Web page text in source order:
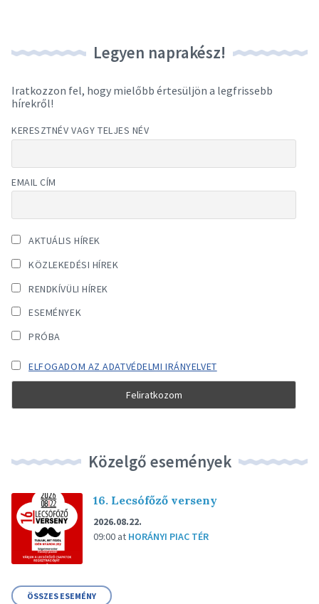
Legyen naprakész!
Iratkozzon fel, hogy mielőbb értesüljön a legfrissebb
hírekről!
KERESZTNÉV VAGY TELJES NÉV
EMAIL CÍM
AKTUÁLIS HÍREK
KÖZLEKEDÉSI HÍREK
RENDKÍVÜLI HÍREK
ESEMÉNYEK
PRÓBA
ELFOGADOM AZ ADATVÉDELMI IRÁNYELVET
Közelgő események
16. Lecsófőző verseny
2026.08.22.
09:00 at HORÁNYI PIAC TÉR
ÖSSZES ESEMÉNY